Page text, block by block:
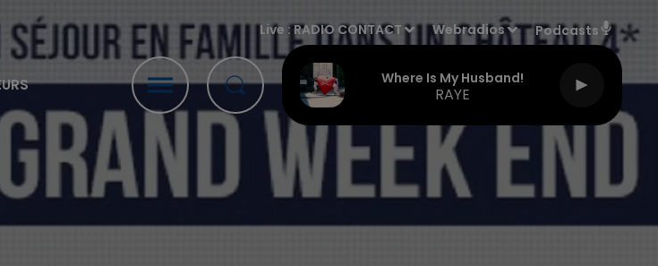
Live :RADIO CONTACT Webradios Podcasts
Where Is My Husband!
RAYE